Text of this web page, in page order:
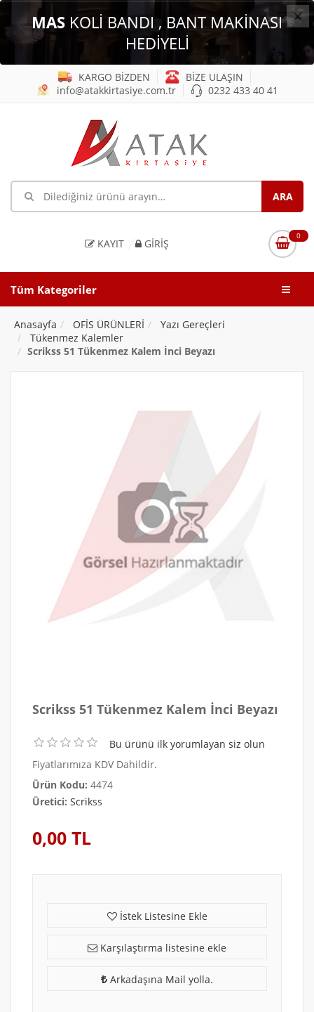
×
MAS KOLİ BANDI , BANT MAKİNASI
HEDİYELİ
KARGO BİZDEN
BİZE ULAŞIN
info@atakkirtasiye.com.tr
0232 433 40 41
KAYIT GIRIŞ
0
Tüm Kategoriler
Anasayfa OFİS ÜRÜNLERİ
Yazı Gereçleri
Tükenmez Kalemler
Scrikss 51 Tükenmez Kalem İnci Beyazı
Scrikss 51 Tükenmez Kalem İnci Beyazı
Bu ürünü ilk yorumlayan siz olun
Fiyatlarımıza KDV Dahildir.
Ürün Kodu: 4474
Üretici: Scrikss
0,00 TL
İstek Listesine Ekle
Karşılaştırma listesine ekle
Arkadaşına Mail yolla.